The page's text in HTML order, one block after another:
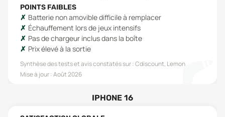
POINTS FAIBLES
Batterie non amovible difficile à remplacer
Échauffement lors de jeux intensifs
Pas de chargeur inclus dans la boîte
Prix élevé à la sortie
Synthèse des tests et avis constatés sur :Cdiscount, Lemon
Mise à jour :Août 2026
IPHONE 16